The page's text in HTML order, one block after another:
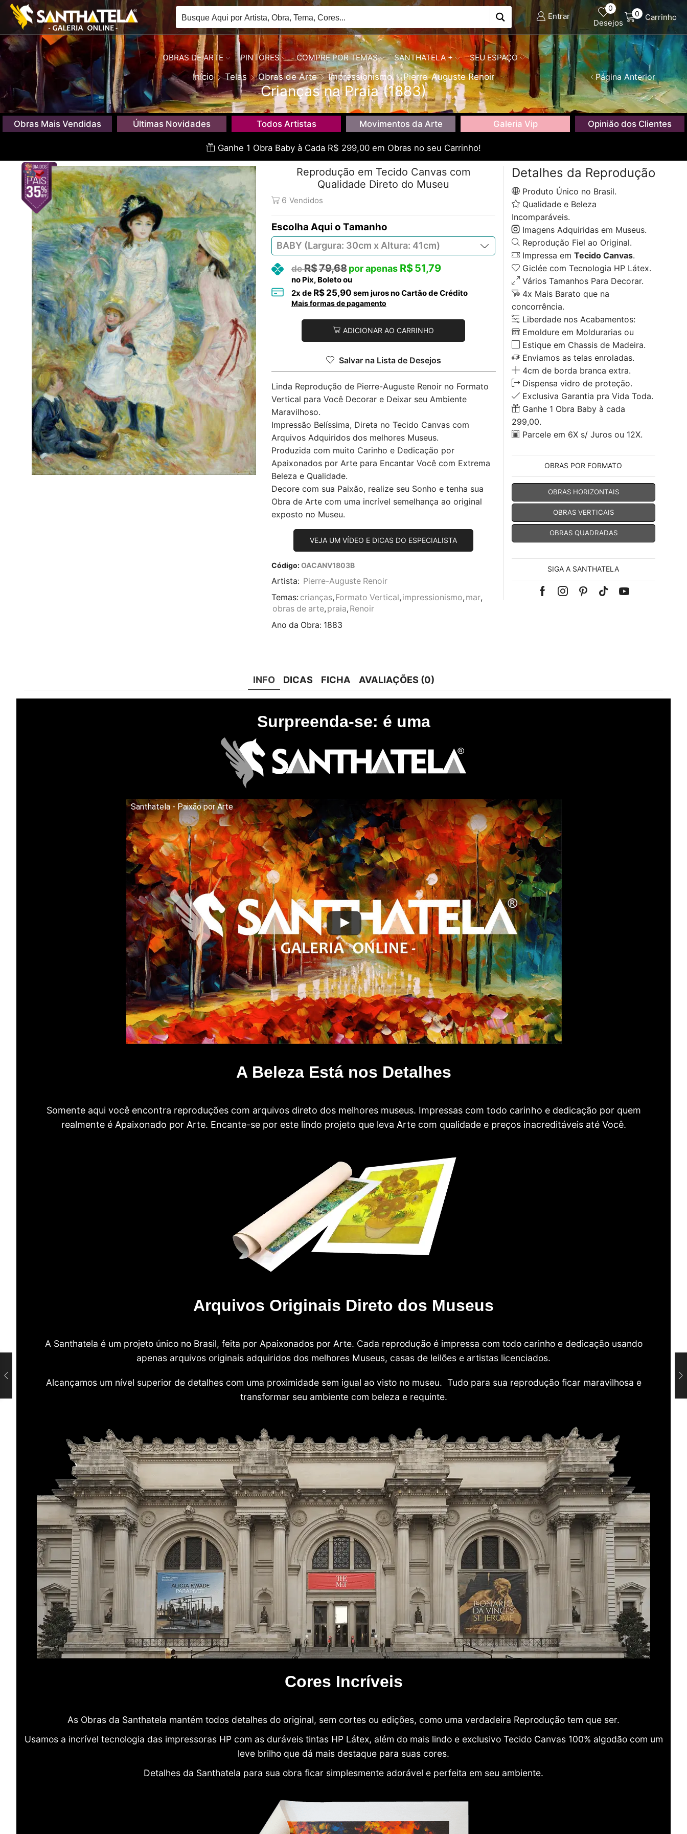
Entrar
0
Desejos
0 Carrinho
OBRAS DE ARTE PINTORES COMPRE POR TEMAS SANTHATELA + SEU ESPAÇO
Início Telas Obras de Arte Impressionismo Pierre-Auguste Renoir
Crianças na Praia (1883)
Página Anterior
Obras Mais Vendidas Últimas Novidades Todos Artistas Movimentos da Arte Galeria Vip Opinião dos Clientes
Ganhe 1 Obra Baby à Cada R$ 299,00 em Obras no seu Carrinho!
Reprodução em Tecido Canvas com
Qualidade Direto do Museu
6 Vendidos
Tamanho
R$79,68 R$51,79
no Pix, Boleto ou
2x de R$ 25,90 sem juros no Cartão de Crédito
Mais formas de pagamento
ADICIONAR AO CARRINHO
Salvar na Lista de Desejos
Linda Reprodução de Pierre-Auguste Renoir no Formato
Vertical para Você Decorar e Deixar seu Ambiente
Maravilhoso.
Impressão Belíssima, Direta no Tecido Canvas com
Arquivos Adquiridos dos melhores Museus.
Produzida com muito Carinho e Dedicação por
Apaixonados por Arte para Encantar Você com Extrema
Beleza e Qualidade.
Decore com sua Paixão, realize seu Sonho e tenha sua
Obra de Arte com uma incrível semelhança ao original
exposto no Museu.
VEJA UM VÍDEO E DICAS DO ESPECIALISTA
Código:OACANV1803B
Artista: Pierre-Auguste Renoir
Temas: crianças, Formato Vertical, impressionismo, mar,
obras de arte, praia, Renoir
Ano da Obra: 1883
Detalhes da Reprodução
Produto Único no Brasil.
Qualidade e Beleza
Incomparáveis.
Imagens Adquiridas em Museus.
Reprodução Fiel ao Original.
Impressa em Tecido Canvas.
Giclée com Tecnologia HP Látex.
Vários Tamanhos Para Decorar.
4x Mais Barato que na
concorrência.
Liberdade nos Acabamentos:
Emoldure em Moldurarias ou
Estique em Chassis de Madeira.
Enviamos as telas enroladas.
4cm de borda branca extra.
Dispensa vidro de proteção.
Exclusiva Garantia pra Vida Toda.
Ganhe 1 Obra Baby à cada
299,00.
Parcele em 6X s/ Juros ou 12X.
OBRAS POR FORMATO
OBRAS HORIZONTAIS
OBRAS VERTICAIS
OBRAS QUADRADAS
SIGA A SANTHATELA
FacebookInstagramPinterest
Tik-Youtube
INFO DICAS FICHA AVALIAÇÕES (0)
Surpreenda-se: é uma
Santhatela - Paixão por Arte
A Beleza Está nos Detalhes
Somente aqui você encontra reproduções com arquivos direto dos melhores museus. Impressas com todo carinho e dedicação por quem
realmente é Apaixonado por Arte. Encante-se por este lindo projeto que leva Arte com qualidade e preços inacreditáveis até Você.
Arquivos Originais Direto dos Museus
A Santhatela é um projeto único no Brasil, feita por Apaixonados por Arte. Cada reprodução é impressa com todo carinho e dedicação usando
apenas arquivos originais adquiridos dos melhores Museus, casas de leilões e artistas licenciados.
Alcançamos um nível superior de detalhes com uma proximidade sem igual ao visto no museu. Tudo para sua reprodução ficar maravilhosa e
transformar seu ambiente com beleza e requinte.
Cores Incríveis
As Obras da Santhatela mantém todos detalhes do original, sem cortes ou edições, como uma verdadeira Reprodução tem que ser.
Usamos a incrível tecnologia das impressoras HP com as duráveis tintas HP Látex, além do mais lindo e exclusivo Tecido Canvas 100% algodão com um
leve brilho que dá mais destaque para suas cores.
Detalhes da Santhatela para sua obra ficar simplesmente adorável e perfeita em seu ambiente.